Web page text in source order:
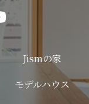
Jismの家
モデルハウス